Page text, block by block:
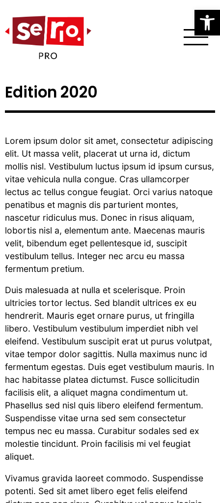
Edition 2020
Lorem ipsum dolor sit amet, consectetur adipiscing
elit. Ut massa velit, placerat ut urna id, dictum
mollis nisl. Vestibulum luctus ipsum id ipsum cursus,
vitae vehicula nulla congue. Cras ullamcorper
lectus ac tellus congue feugiat. Orci varius natoque
penatibus et magnis dis parturient montes,
nascetur ridiculus mus. Donec in risus aliquam,
lobortis nisl a, elementum ante. Maecenas mauris
velit, bibendum eget pellentesque id, suscipit
vestibulum tellus. Integer nec arcu eu massa
fermentum pretium.
Duis malesuada at nulla et scelerisque. Proin
ultricies tortor lectus. Sed blandit ultrices ex eu
hendrerit. Mauris eget ornare purus, ut fringilla
libero. Vestibulum vestibulum imperdiet nibh vel
eleifend. Vestibulum suscipit erat ut purus volutpat,
vitae tempor dolor sagittis. Nulla maximus nunc id
fermentum egestas. Duis eget vestibulum mauris. In
hac habitasse platea dictumst. Fusce sollicitudin
facilisis elit, a aliquet magna condimentum ut.
Phasellus sed nisl quis libero eleifend fermentum.
Suspendisse vitae urna sed sem consectetur
tempus nec eu massa. Curabitur sodales sed ex
molestie tincidunt. Proin facilisis mi vel feugiat
aliquet.
Vivamus gravida laoreet commodo. Suspendisse
potenti. Sed sit amet libero eget felis eleifend